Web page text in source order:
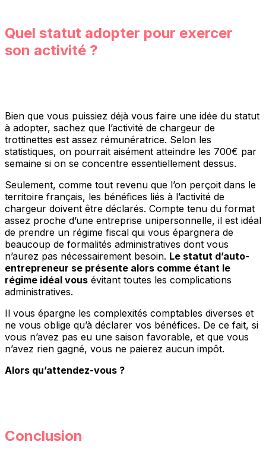
Quel statut adopter pour exercer
son activité ?
Bien que vous puissiez déjà vous faire une idée du statut
à adopter, sachez que l’activité de chargeur de
trottinettes est assez rémunératrice. Selon les
statistiques, on pourrait aisément atteindre les 700€ par
semaine si on se concentre essentiellement dessus.
Seulement, comme tout revenu que l’on perçoit dans le
territoire français, les bénéfices liés à l’activité de
chargeur doivent être déclarés. Compte tenu du format
assez proche d’une entreprise unipersonnelle, il est idéal
de prendre un régime fiscal qui vous épargnera de
beaucoup de formalités administratives dont vous
n’aurez pas nécessairement besoin. Le statut d’auto-
entrepreneur se présente alors comme étant le
régime idéal vous évitant toutes les complications
administratives.
Il vous épargne les complexités comptables diverses et
ne vous oblige qu’à déclarer vos bénéfices. De ce fait, si
vous n’avez pas eu une saison favorable, et que vous
n’avez rien gagné, vous ne paierez aucun impôt.
Alors qu’attendez-vous ?
Conclusion